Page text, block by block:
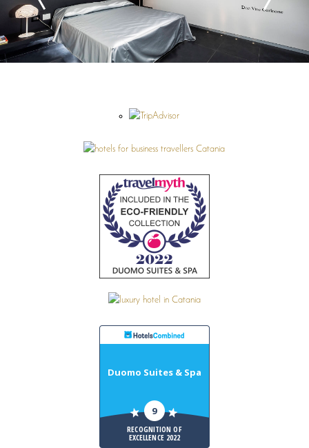
Duomo Suites & Spa
9
RECOGNITION OF
EXCELLENCE 2022